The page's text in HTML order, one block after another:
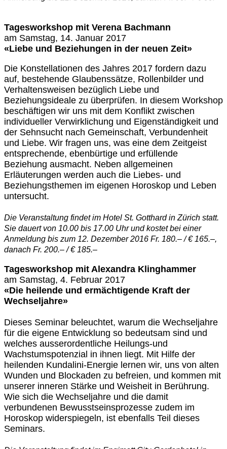
Tagesworkshop mit Verena Bachmann
am Samstag, 14. Januar 2017
«Liebe und Beziehungen in der neuen Zeit»
Die Konstellationen des Jahres 2017 fordern dazu
auf, bestehende Glaubenssätze, Rollenbilder und
Verhaltensweisen bezüglich Liebe und
Beziehungsideale zu überprüfen. In diesem Workshop
beschäftigen wir uns mit dem Konflikt zwischen
individueller Verwirklichung und Eigenständigkeit und
der Sehnsucht nach Gemeinschaft, Verbundenheit
und Liebe. Wir fragen uns, was eine dem Zeitgeist
entsprechende, ebenbürtige und erfüllende
Beziehung ausmacht. Neben allgemeinen
Erläuterungen werden auch die Liebes- und
Beziehungsthemen im eigenen Horoskop und Leben
untersucht.
Die Veranstaltung findet im Hotel St. Gotthard in Zürich statt.
Sie dauert von 10.00 bis 17.00 Uhr und kostet bei einer
Anmeldung bis zum 12. Dezember 2016 Fr. 180.– / € 165.–,
danach Fr. 200.– / € 185.–
Tagesworkshop mit Alexandra Klinghammer
am Samstag, 4. Februar 2017
«Die heilende und ermächtigende Kraft der
Wechseljahre»
Dieses Seminar beleuchtet, warum die Wechseljahre
für die eigene Entwicklung so bedeutsam sind und
welches ausserordentliche Heilungs-und
Wachstumspotenzial in ihnen liegt. Mit Hilfe der
heilenden Kundalini-Energie lernen wir, uns von alten
Wunden und Blockaden zu befreien, und kommen mit
unserer inneren Stärke und Weisheit in Berührung.
Wie sich die Wechseljahre und die damit
verbundenen Bewusstseinsprozesse zudem im
Horoskop widerspiegeln, ist ebenfalls Teil dieses
Seminars.